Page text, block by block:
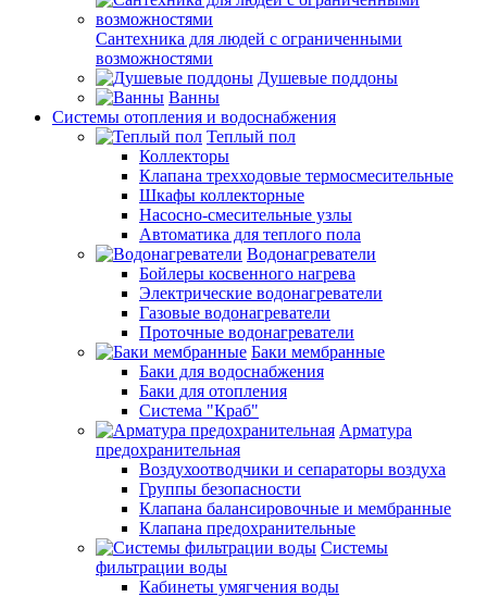
Сантехника для людей с ограниченными
возможностями
Душевые поддоны
Ванны
Системы отопления и водоснабжения
Теплый пол
Коллекторы
Клапана трехходовые термосмесительные
Шкафы коллекторные
Насосно-смесительные узлы
Автоматика для теплого пола
Водонагреватели
Бойлеры косвенного нагрева
Электрические водонагреватели
Газовые водонагреватели
Проточные водонагреватели
Баки мембранные
Баки для водоснабжения
Баки для отопления
Система "Краб"
Арматура
предохранительная
Воздухоотводчики и сепараторы воздуха
Группы безопасности
Клапана балансировочные и мембранные
Клапана предохранительные
Системы
фильтрации воды
Кабинеты умягчения воды